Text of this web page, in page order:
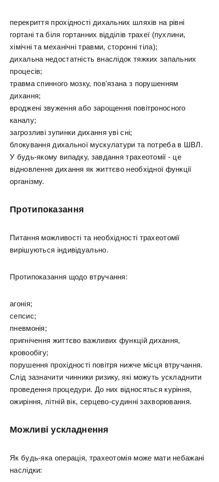
перекриття прохідності дихальних шляхів на рівні
гортані та біля гортанних відділів трахеї (пухлини,
хімічні та механічні травми, сторонні тіла);
дихальна недостатність внаслідок тяжких запальних
процесів;
травма спинного мозку, пов'язана з порушенням
дихання;
вроджені звуження або зарощення повітроносного
каналу;
загрозливі зупинки дихання уві сні;
блокування дихальної мускулатури та потреба в ШВЛ.
У будь-якому випадку, завдання трахеотомії - це
відновлення дихання як життєво необхідної функції
організму.
Протипоказання
Питання можливості та необхідності трахеотомії
вирішуються індивідуально.
Протипоказання щодо втручання:
агонія;
сепсис;
пневмонія;
пригнічення життєво важливих функцій дихання,
кровообігу;
порушення прохідності повітря нижче місця втручання.
Слід зазначити чинники ризику, які можуть ускладнити
проведення процедури. До них відносяться куріння,
ожиріння, літній вік, серцево-судинні захворювання.
Можливі ускладнення
Як будь-яка операція, трахеотомія може мати небажані
наслідки: